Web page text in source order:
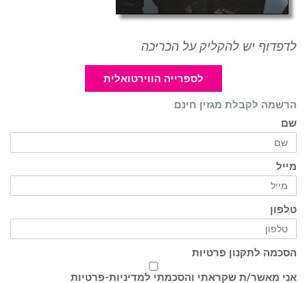
לדפדוף יש להקליק על הכריכה
לספרייה הווירטואלית
הרשמה לקבלת מגזין חינם
שם
מייל
טלפון
הסכמה לתקנון פרטיות
אני מאשר/ת שקראתי והסכמתי למדיניות-פרטיות